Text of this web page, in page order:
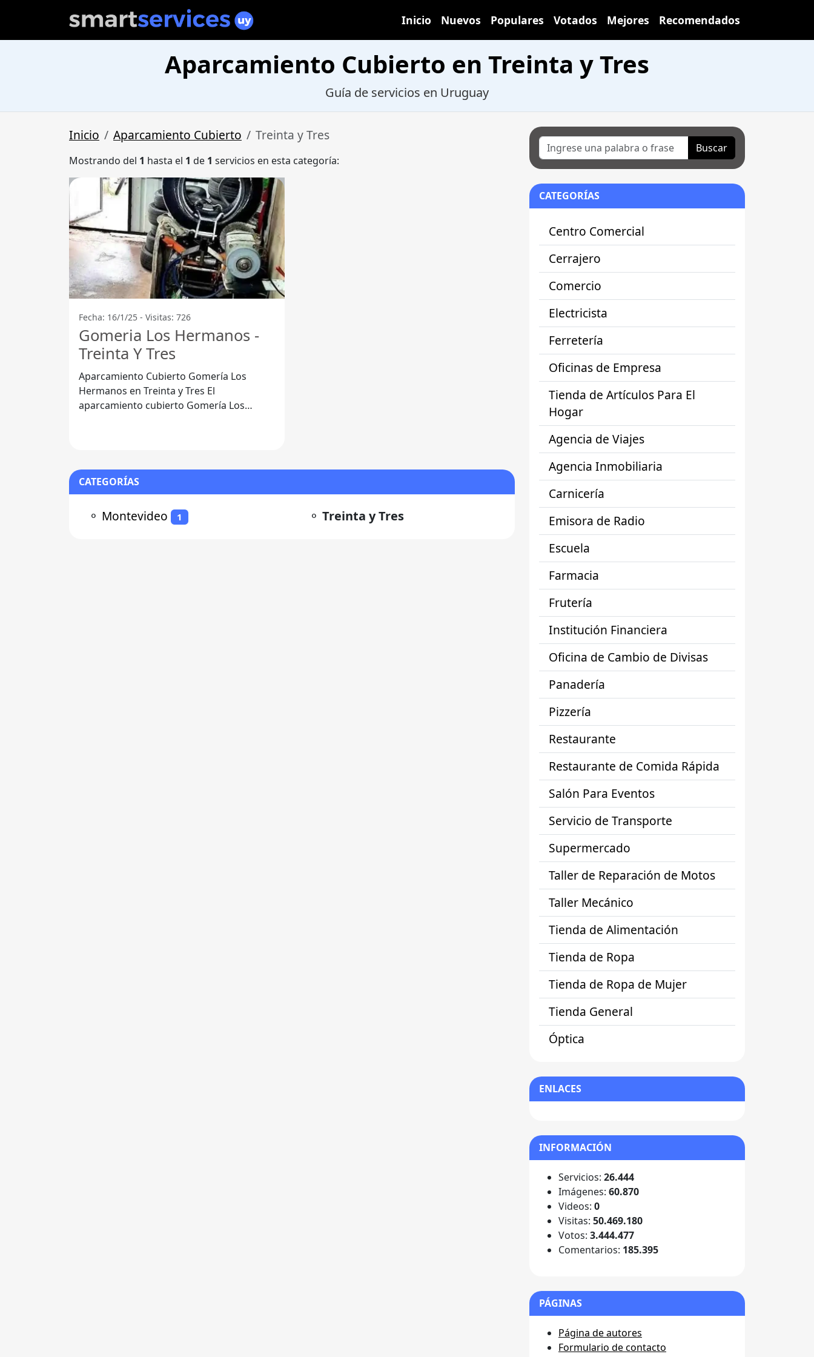
Inicio Nuevos Populares Votados Mejores Recomendados
Aparcamiento Cubierto en Treinta y Tres
Guía de servicios en Uruguay
Inicio Aparcamiento Cubierto Treinta y Tres
Mostrando del 1 hasta el 1 de 1 servicios en esta categoría:
Fecha: 16/1/25 - Visitas: 726
Gomeria Los Hermanos -
Treinta Y Tres
Aparcamiento Cubierto Gomería Los
Hermanos en Treinta y Tres El
aparcamiento cubierto Gomería Los
CATEGORÍAS
⚬ Montevideo 1 ⚬ Treinta y Tres
Buscar
CATEGORÍAS
Centro Comercial
Cerrajero
Comercio
Electricista
Ferretería
Oficinas de Empresa
Tienda de Artículos Para El
Hogar
Agencia de Viajes
Agencia Inmobiliaria
Carnicería
Emisora de Radio
Escuela
Farmacia
Frutería
Institución Financiera
Oficina de Cambio de Divisas
Panadería
Pizzería
Restaurante
Restaurante de Comida Rápida
Salón Para Eventos
Servicio de Transporte
Supermercado
Taller de Reparación de Motos
Taller Mecánico
Tienda de Alimentación
Tienda de Ropa
Tienda de Ropa de Mujer
Tienda General
Óptica
ENLACES
INFORMACIÓN
Servicios: 26.444
Imágenes: 60.870
Videos: 0
Visitas: 50.469.180
Votos: 3.444.477
Comentarios: 185.395
PÁGINAS
Página de autores
Formulario de contacto